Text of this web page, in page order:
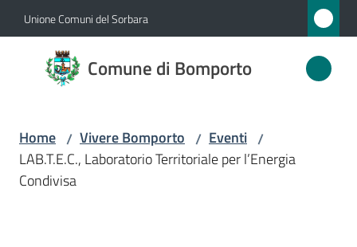
Vai al contenuto
Vai alla navigazione
Vai al footer
Unione Comuni del Sorbara
Comune di Bomporto
Comune
di
Amministrazione
Home / Vivere Bomporto / Eventi /
LAB.T.E.C., Laboratorio Territoriale per l’Energia
Condivisa